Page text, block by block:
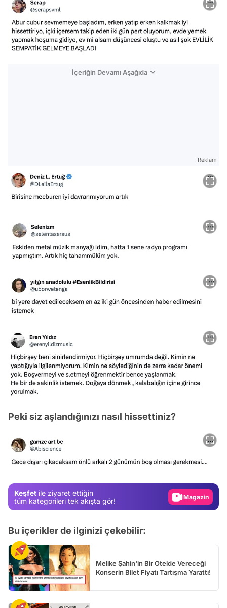
İçeriğin Devamı Aşağıda
Reklam
Peki siz aşlandığınızı nasıl hissettiniz?
Keşfet ile ziyaret ettiğin
tüm kategorileri tek akışta gör!
Video
Test
Magazin
Bu içerikler de ilginizi çekebilir:
Melike Şahin'in Bir Otelde Vereceği
Konserin Bilet Fiyatı Tartışma Yarattı!